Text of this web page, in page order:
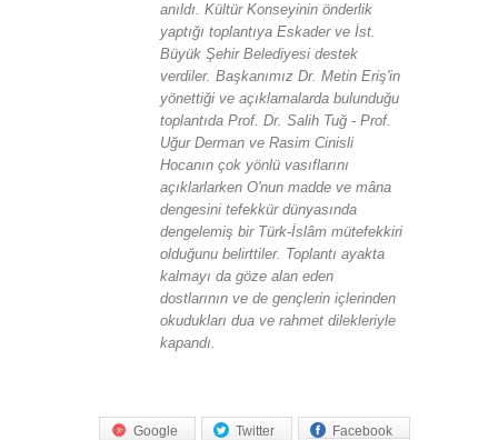
anıldı. Kültür Konseyinin önderlik
yaptığı toplantıya Eskader ve İst.
Büyük Şehir Belediyesi destek
verdiler. Başkanımız Dr. Metin Eriş'in
yönettiği ve açıklamalarda bulunduğu
toplantıda Prof. Dr. Salih Tuğ - Prof.
Uğur Derman ve Rasim Cinisli
Hocanın çok yönlü vasıflarını
açıklarlarken O'nun madde ve mâna
dengesini tefekkür dünyasında
dengelemiş bir Türk-İslâm mütefekkiri
olduğunu belirttiler. Toplantı ayakta
kalmayı da göze alan eden
dostlarının ve de gençlerin içlerinden
okudukları dua ve rahmet dilekleriyle
kapandı.
Facebook
Twitter
Google